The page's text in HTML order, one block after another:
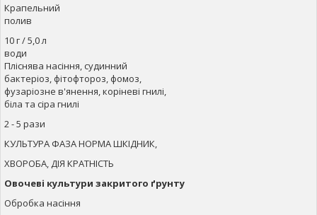
Крапельний
полив
10 г / 5,0 л
води
Пліснява насіння, судинний
бактеріоз, фітофтороз, фомоз,
фузаріозне в'янення, коріневі гнилі,
біла та сіра гнилі
2 - 5 рази
КУЛЬТУРА ФАЗА НОРМА ШКІДНИК,
ХВОРОБА, ДІЯ КРАТНІСТЬ
Овочеві культури закритого ґрунту
Обробка насіння